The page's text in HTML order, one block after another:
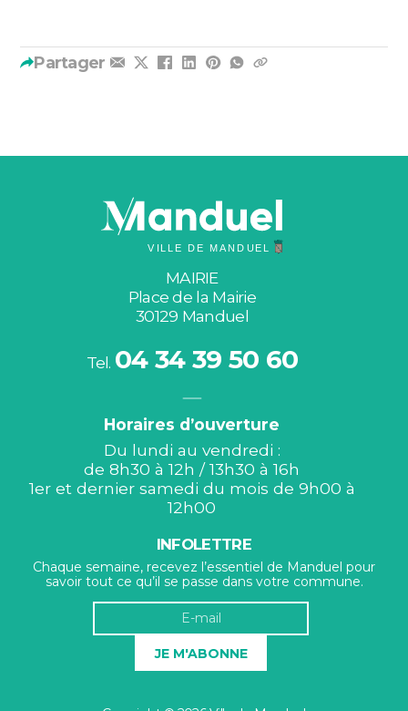
Partager
MAIRIE
Place de la Mairie
30129 Manduel
Tel. 04 34 39 50 60
Horaires d’ouverture
Du lundi au vendredi :
de 8h30 à 12h / 13h30 à 16h
1er et dernier samedi du mois de 9h00 à
12h00
INFOLETTRE
Chaque semaine, recevez l’essentiel de Manduel pour
savoir tout ce qu’il se passe dans votre commune.
JE M'ABONNE